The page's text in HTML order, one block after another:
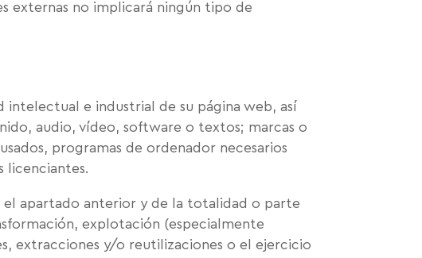
externas no implicará ningún tipo de
e industrial de su página web, así
audio, vídeo, software o textos; marcas o
programas de ordenador necesarios
licenciantes.
el apartado anterior y de la totalidad o parte
explotación (especialmente
extracciones y/o reutilizaciones o el ejercicio